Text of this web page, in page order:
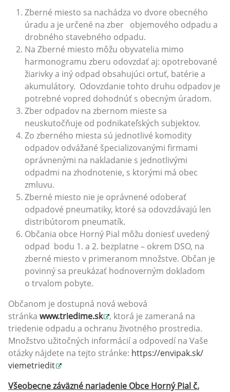
Zberné miesto sa nachádza vo dvore obecného
úradu a je určené na zber objemového odpadu a
drobného stavebného odpadu.
Na Zberné miesto môžu obyvatelia mimo
harmonogramu zberu odovzdať aj: opotrebované
žiarivky a iný odpad obsahujúci ortuť, batérie a
akumulátory. Odovzdanie tohto druhu odpadov je
potrebné vopred dohodnúť s obecným úradom.
Zber odpadov na zbernom mieste sa
neuskutočňuje od podnikateľských subjektov.
Zo zberného miesta sú jednotlivé komodity
odpadov odvážané špecializovanými firmami
oprávnenými na nakladanie s jednotlivými
odpadmi na zhodnotenie, s ktorými má obec
zmluvu.
Zberné miesto nie je oprávnené odoberať
odpadové pneumatiky, ktoré sa odovzdávajú len
distribútorom pneumatík.
Občania obce Horný Pial môžu doniesť uvedený
odpad bodu 1. a 2. bezplatne – okrem DSO, na
zberné miesto v primeranom množstve. Občan je
povinný sa preukázať hodnoverným dokladom
o trvalom pobyte.
Občanom je dostupná nová webová
stránka www.triedime.sk
, ktorá je zameraná na
triedenie odpadu a ochranu životného prostredia.
Množstvo užitočných informácií a odpovedí na Vaše
otázky nájdete na tejto stránke: https://envipak.sk/
viemetriedit
Všeobecne záväzné nariadenie Obce Horný Pial č.